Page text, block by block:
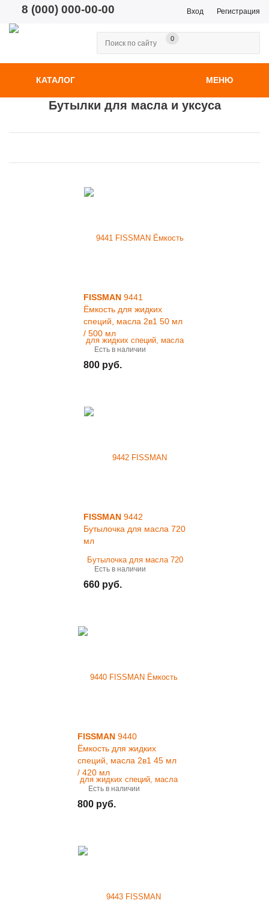
8 (000) 000-00-00 Вход Регистрация
КАТАЛОГ МЕНЮ
0
Бутылки для масла и уксуса
FISSMAN 9441
Ёмкость для жидких
специй, масла 2в1 50 мл
/ 500 мл
Есть в наличии
800 руб.
FISSMAN 9442
Бутылочка для масла 720
мл
Есть в наличии
660 руб.
FISSMAN 9440
Ёмкость для жидких
специй, масла 2в1 45 мл
/ 420 мл
Есть в наличии
800 руб.